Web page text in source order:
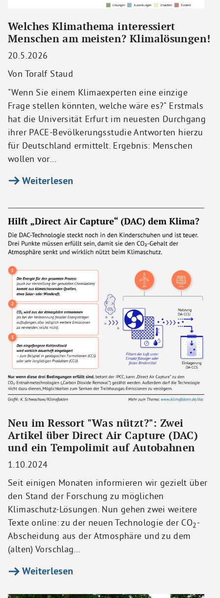
Welches Klimathema interessiert
Menschen am meisten? Klimalösungen!
20.5.2026
Von Toralf Staud
"Wenn Sie einem Klimaexperten eine einzige
Frage stellen könnten, welche wäre es?" Erstmals
hat die Universität Erfurt im neuesten Durchgang
ihrer PACE-Bevölkerungsstudie Antworten hierzu
für Deutschland ermittelt. Ergebnis: Menschen
wollen vor…
Weiterlesen
Neu im Ressort "Was nützt?": Zwei
Artikel über Direct Air Capture (DAC)
und ein Tempolimit auf Autobahnen
1.10.2024
Seit einigen Monaten informieren wir gezielt über
den Stand der Forschung zu möglichen
Klimaschutz-Lösungen. Nun gehen zwei weitere
Texte online: zu der neuen Technologie der CO2-
Abscheidung aus der Atmosphäre und zu dem
(alten) Vorschlag…
Weiterlesen